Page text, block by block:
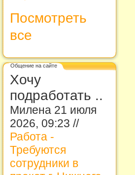
Посмотреть
все
Общение на сайте
Хочу
подработать ..
Милена 21 июля
2026, 09:23 //
Работа -
Требуются
сотрудники в